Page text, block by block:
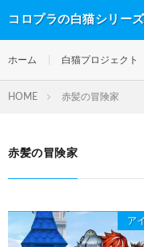
コロプラの白猫シリー
ホーム 白猫プロジェクト
HOME 赤髪の冒険家
赤髪の冒険家
ア